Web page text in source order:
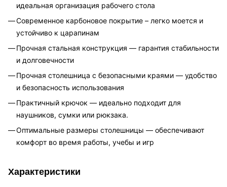
идеальная организация рабочего стола
Современное карбоновое покрытие – легко моется и
устойчиво к царапинам
Прочная стальная конструкция — гарантия стабильности
и долговечности
Прочная столешница с безопасными краями — удобство
и безопасность использования
Практичный крючок — идеально подходит для
наушников, сумки или рюкзака.
Оптимальные размеры столешницы — обеспечивают
комфорт во время работы, учебы и игр
Характеристики